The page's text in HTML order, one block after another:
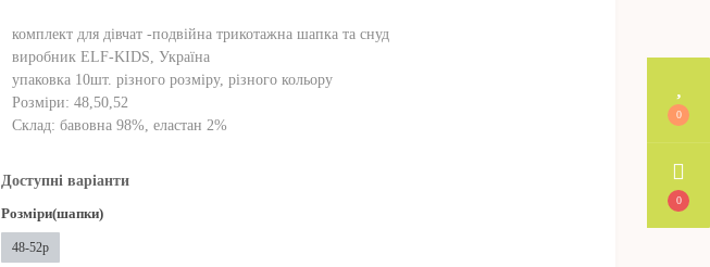
0
0
комплект для дівчат -подвійна трикотажна шапка та снуд
виробник ELF-KIDS, Україна
упаковка 10шт. різного розміру, різного кольору
Розміри: 48,50,52
Склад: бавовна 98%, еластан 2%
Доступні варіанти
Розміри(шапки)
48-52р